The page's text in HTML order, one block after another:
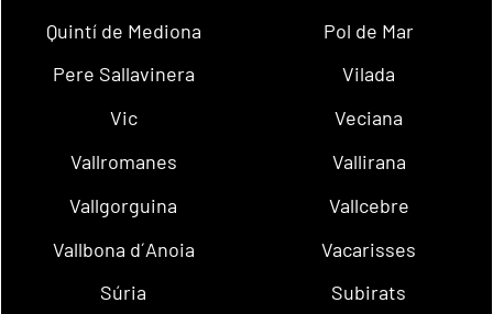
Quintí de Mediona
Pol de Mar
Pere Sallavinera
Vilada
Vic
Veciana
Vallromanes
Vallirana
Vallgorguina
Vallcebre
Vallbona d´Anoia
Vacarisses
Súria
Subirats